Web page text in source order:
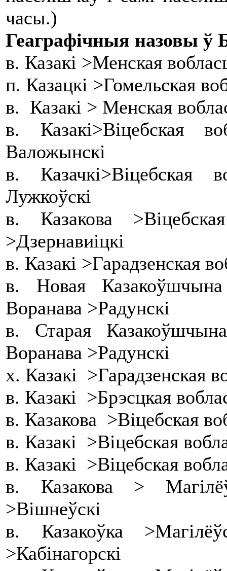
часы.)
Геаграфічныя назовы ў
в. Казакі >Менская
п. Казацкі >Гомельская
в. Казакі > Менская
в. Казакі>Віцебская
Валожынскі
в.
Лужкоўскі
в. Казакова
>Дзернавиіцкі
в. Казакі >Гарадзенская
в. Новая
Воранава >Радунскі
в. Старая
Воранава >Радунскі
х. Казакі >Гарадзенская
в. Казакі >Брэсцкая
в. Казакова >Віцебская
в. Казакі >Віцебская
в. Казакі >Віцебская
в. Казакова >
>Вішнеўскі
в. Казакоўка
>Кабінагорскі